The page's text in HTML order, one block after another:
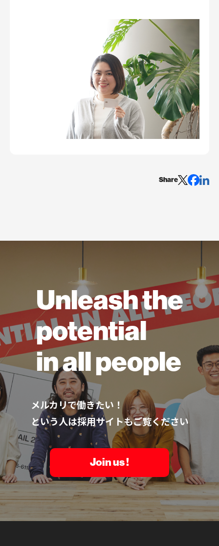
Share
Unleash the
potential
in all people
メルカリで働きたい！
という人は採用サイトもご覧ください
Join us !